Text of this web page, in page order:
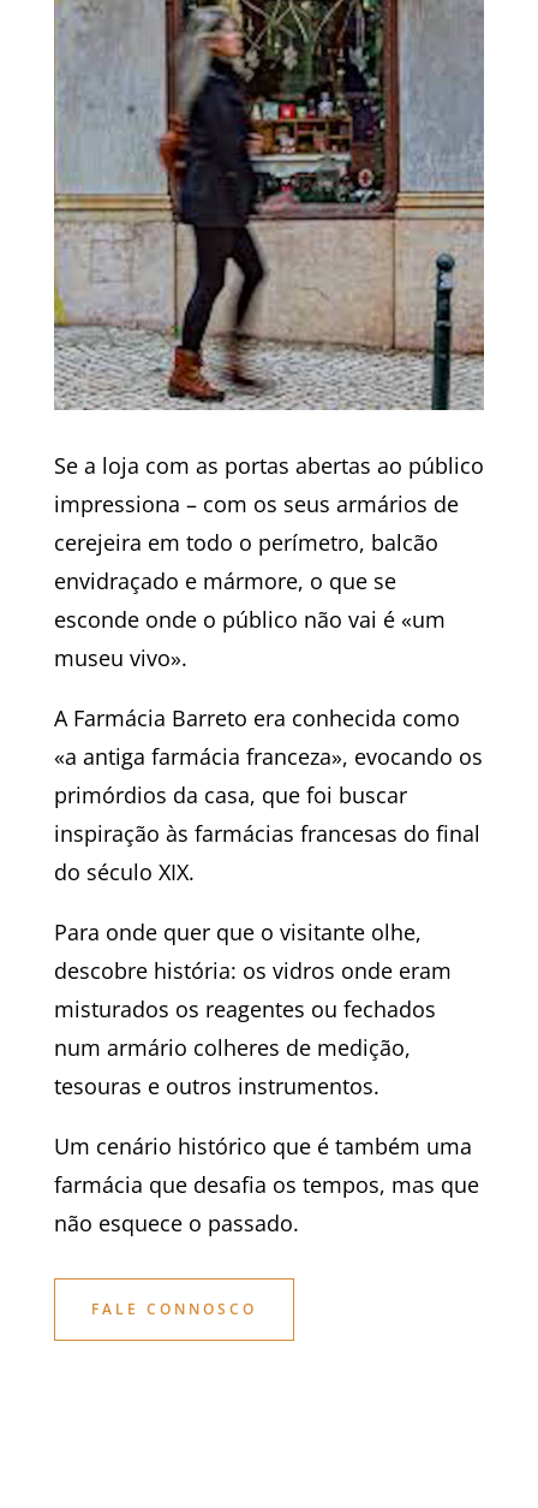
Se a loja com as portas abertas ao público
impressiona – com os seus armários de
cerejeira em todo o perímetro, balcão
envidraçado e mármore, o que se
esconde onde o público não vai é «um
museu vivo».
A Farmácia Barreto era conhecida como
«a antiga farmácia franceza», evocando os
primórdios da casa, que foi buscar
inspiração às farmácias francesas do final
do século XIX.
Para onde quer que o visitante olhe,
descobre história: os vidros onde eram
misturados os reagentes ou fechados
num armário colheres de medição,
tesouras e outros instrumentos.
Um cenário histórico que é também uma
farmácia que desafia os tempos, mas que
não esquece o passado.
FALE CONNOSCO